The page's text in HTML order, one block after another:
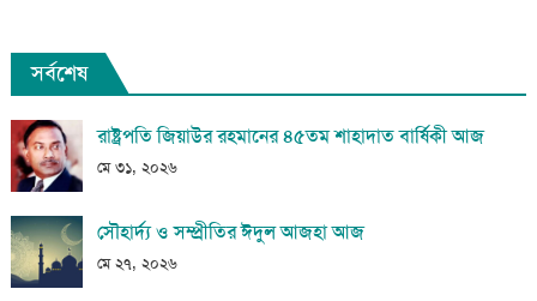
সর্বশেষ
রাষ্ট্রপতি জিয়াউর রহমানের ৪৫তম শাহাদাত বার্ষিকী আজ
মে ৩১, ২০২৬
সৌহার্দ্য ও সম্প্রীতির ঈদুল আজহা আজ
মে ২৭, ২০২৬